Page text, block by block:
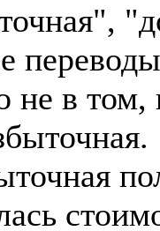
не в том,